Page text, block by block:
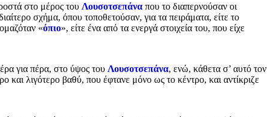
στο μέρος του Λουσοτσεπάνα που το διαπερνούσαν οι
σχήμα, όπου τοποθετούσαν, για τα πειράματα, είτε το
«όπιο», είτε ένα από τα ενεργά στοιχεία του, που είχε
για πέρα, στο ύψος του Λουσοτσεπάνα, ενώ, κάθετα σ’ αυτό τον
και λιγότερο βαθύ, που έφτανε μόνο ως το κέντρο, και αντίκριζε